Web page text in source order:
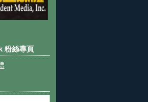
粉絲專頁